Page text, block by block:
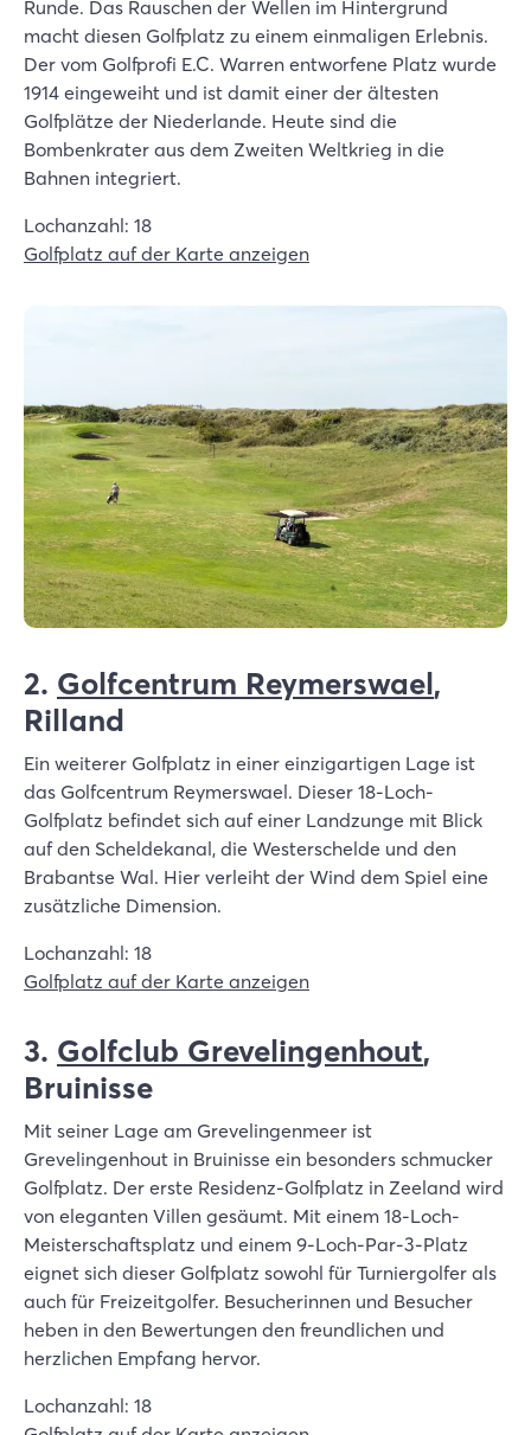
Runde. Das Rauschen der Wellen im Hintergrund
macht diesen Golfplatz zu einem einmaligen Erlebnis.
Der vom Golfprofi E.C. Warren entworfene Platz wurde
1914 eingeweiht und ist damit einer der ältesten
Golfplätze der Niederlande. Heute sind die
Bombenkrater aus dem Zweiten Weltkrieg in die
Bahnen integriert.
Lochanzahl: 18
Golfplatz auf der Karte anzeigen
2. Golfcentrum Reymerswael,
Rilland
Ein weiterer Golfplatz in einer einzigartigen Lage ist
das Golfcentrum Reymerswael. Dieser 18-Loch-
Golfplatz befindet sich auf einer Landzunge mit Blick
auf den Scheldekanal, die Westerschelde und den
Brabantse Wal. Hier verleiht der Wind dem Spiel eine
zusätzliche Dimension.
Lochanzahl: 18
Golfplatz auf der Karte anzeigen
3. Golfclub Grevelingenhout,
Bruinisse
Mit seiner Lage am Grevelingenmeer ist
Grevelingenhout in Bruinisse ein besonders schmucker
Golfplatz. Der erste Residenz-Golfplatz in Zeeland wird
von eleganten Villen gesäumt. Mit einem 18-Loch-
Meisterschaftsplatz und einem 9-Loch-Par-3-Platz
eignet sich dieser Golfplatz sowohl für Turniergolfer als
auch für Freizeitgolfer. Besucherinnen und Besucher
heben in den Bewertungen den freundlichen und
herzlichen Empfang hervor.
Lochanzahl: 18